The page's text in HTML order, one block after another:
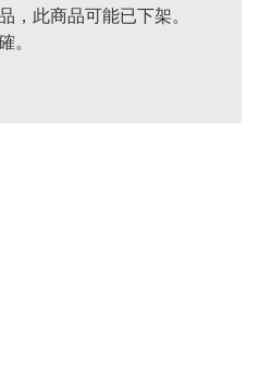
，此商品可能已下架。